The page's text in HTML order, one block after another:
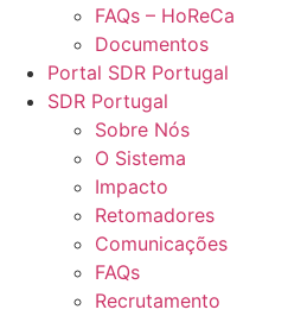
FAQs – HoReCa
Documentos
Portal SDR Portugal
SDR Portugal
Sobre Nós
O Sistema
Impacto
Retomadores
Comunicações
FAQs
Recrutamento